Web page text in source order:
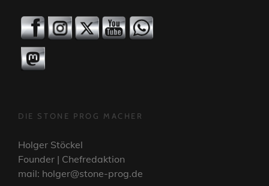
DIE STONE PROG MACHER
Holger Stöckel
Founder | Chefredaktion
mail: holger@stone-prog.de